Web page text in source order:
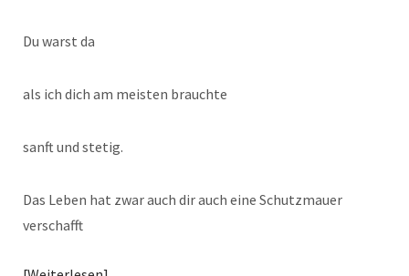
Du warst da
als ich dich am meisten brauchte
sanft und stetig.
Das Leben hat zwar auch dir auch eine Schutzmauer
verschafft